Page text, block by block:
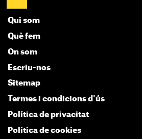
Qui som
Què fem
On som
Escriu-nos
Sitemap
Termes i condicions d'ús
Política de privacitat
Política de cookies